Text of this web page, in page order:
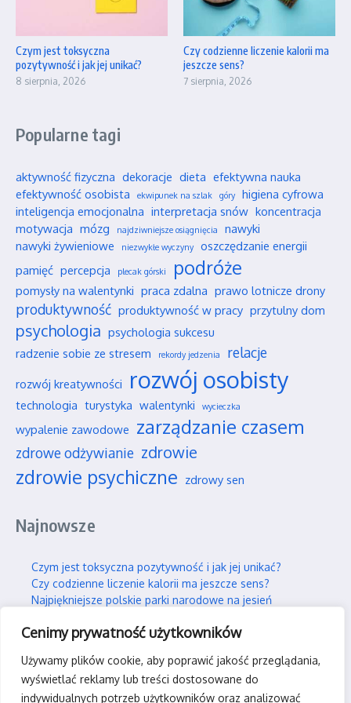
Cenimy prywatność użytkowników
Używamy plików cookie, aby poprawić jakość przeglądania,
wyświetlać reklamy lub treści dostosowane do
indywidualnych potrzeb użytkowników oraz analizować
Czym jest toksyczna
pozytywność i jak jej unikać?
8 sierpnia, 2026
Czy codzienne liczenie kalorii ma
jeszcze sens?
7 sierpnia, 2026
Popularne tagi
aktywność fizyczna dekoracje dieta efektywna nauka
efektywność osobista
ekwipunek na szlak góry
higiena cyfrowa
inteligencja emocjonalna interpretacja snów koncentracja
motywacja mózg najdziwniejsze osiągnięcia
nawyki
nawyki żywieniowe
niezwykłe wyczyny
oszczędzanie energii
pamięć percepcja plecak górski podróże
pomysły na walentynki praca zdalna prawo lotnicze drony
produktywność produktywność w pracy przytulny dom
psychologia psychologia sukcesu
radzenie sobie ze stresem
rekordy jedzenia relacje
rozwój kreatywności rozwój osobisty
technologia turystyka walentynki wycieczka
wypalenie zawodowe zarządzanie czasem
zdrowe odżywianie zdrowie
zdrowie psychiczne zdrowy sen
Najnowsze
Czym jest toksyczna pozytywność i jak jej unikać?
Czy codzienne liczenie kalorii ma jeszcze sens?
Najpiękniejsze polskie parki narodowe na jesień
Jak efektywnie i trwale uczyć się nowych rzeczy?
Kontakt